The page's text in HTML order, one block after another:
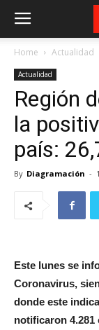
Home Actualidad
Actualidad
Región
la
país:
By Diagramación -
Este lunes se
Coronavirus,
donde este
notificaron 4.281